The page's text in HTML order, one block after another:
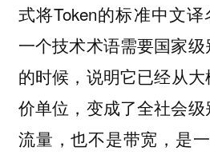
式将Token的标准中文译
一个技术术语需要国家
的时候，说明它已经从
价单位，变成了全社会
流量，也不是带宽，是